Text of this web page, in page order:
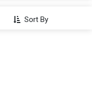
Sort By